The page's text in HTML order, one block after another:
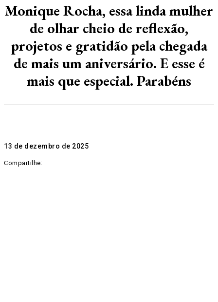
Monique Rocha, essa linda mulher
de olhar cheio de reflexão,
projetos e gratidão pela chegada
de mais um aniversário. E esse é
mais que especial. Parabéns
13 de dezembro de 2025
Compartilhe: